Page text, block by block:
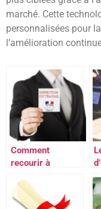
marché. Cette
personnalisées pour
l’amélioration
Comment
recourir à
travail dans la
région de